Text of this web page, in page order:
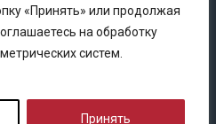
«Принять» или продолжая
на обработку
систем.
Принять
«Некоммерческого
развитию страхового рынка
безопасности»